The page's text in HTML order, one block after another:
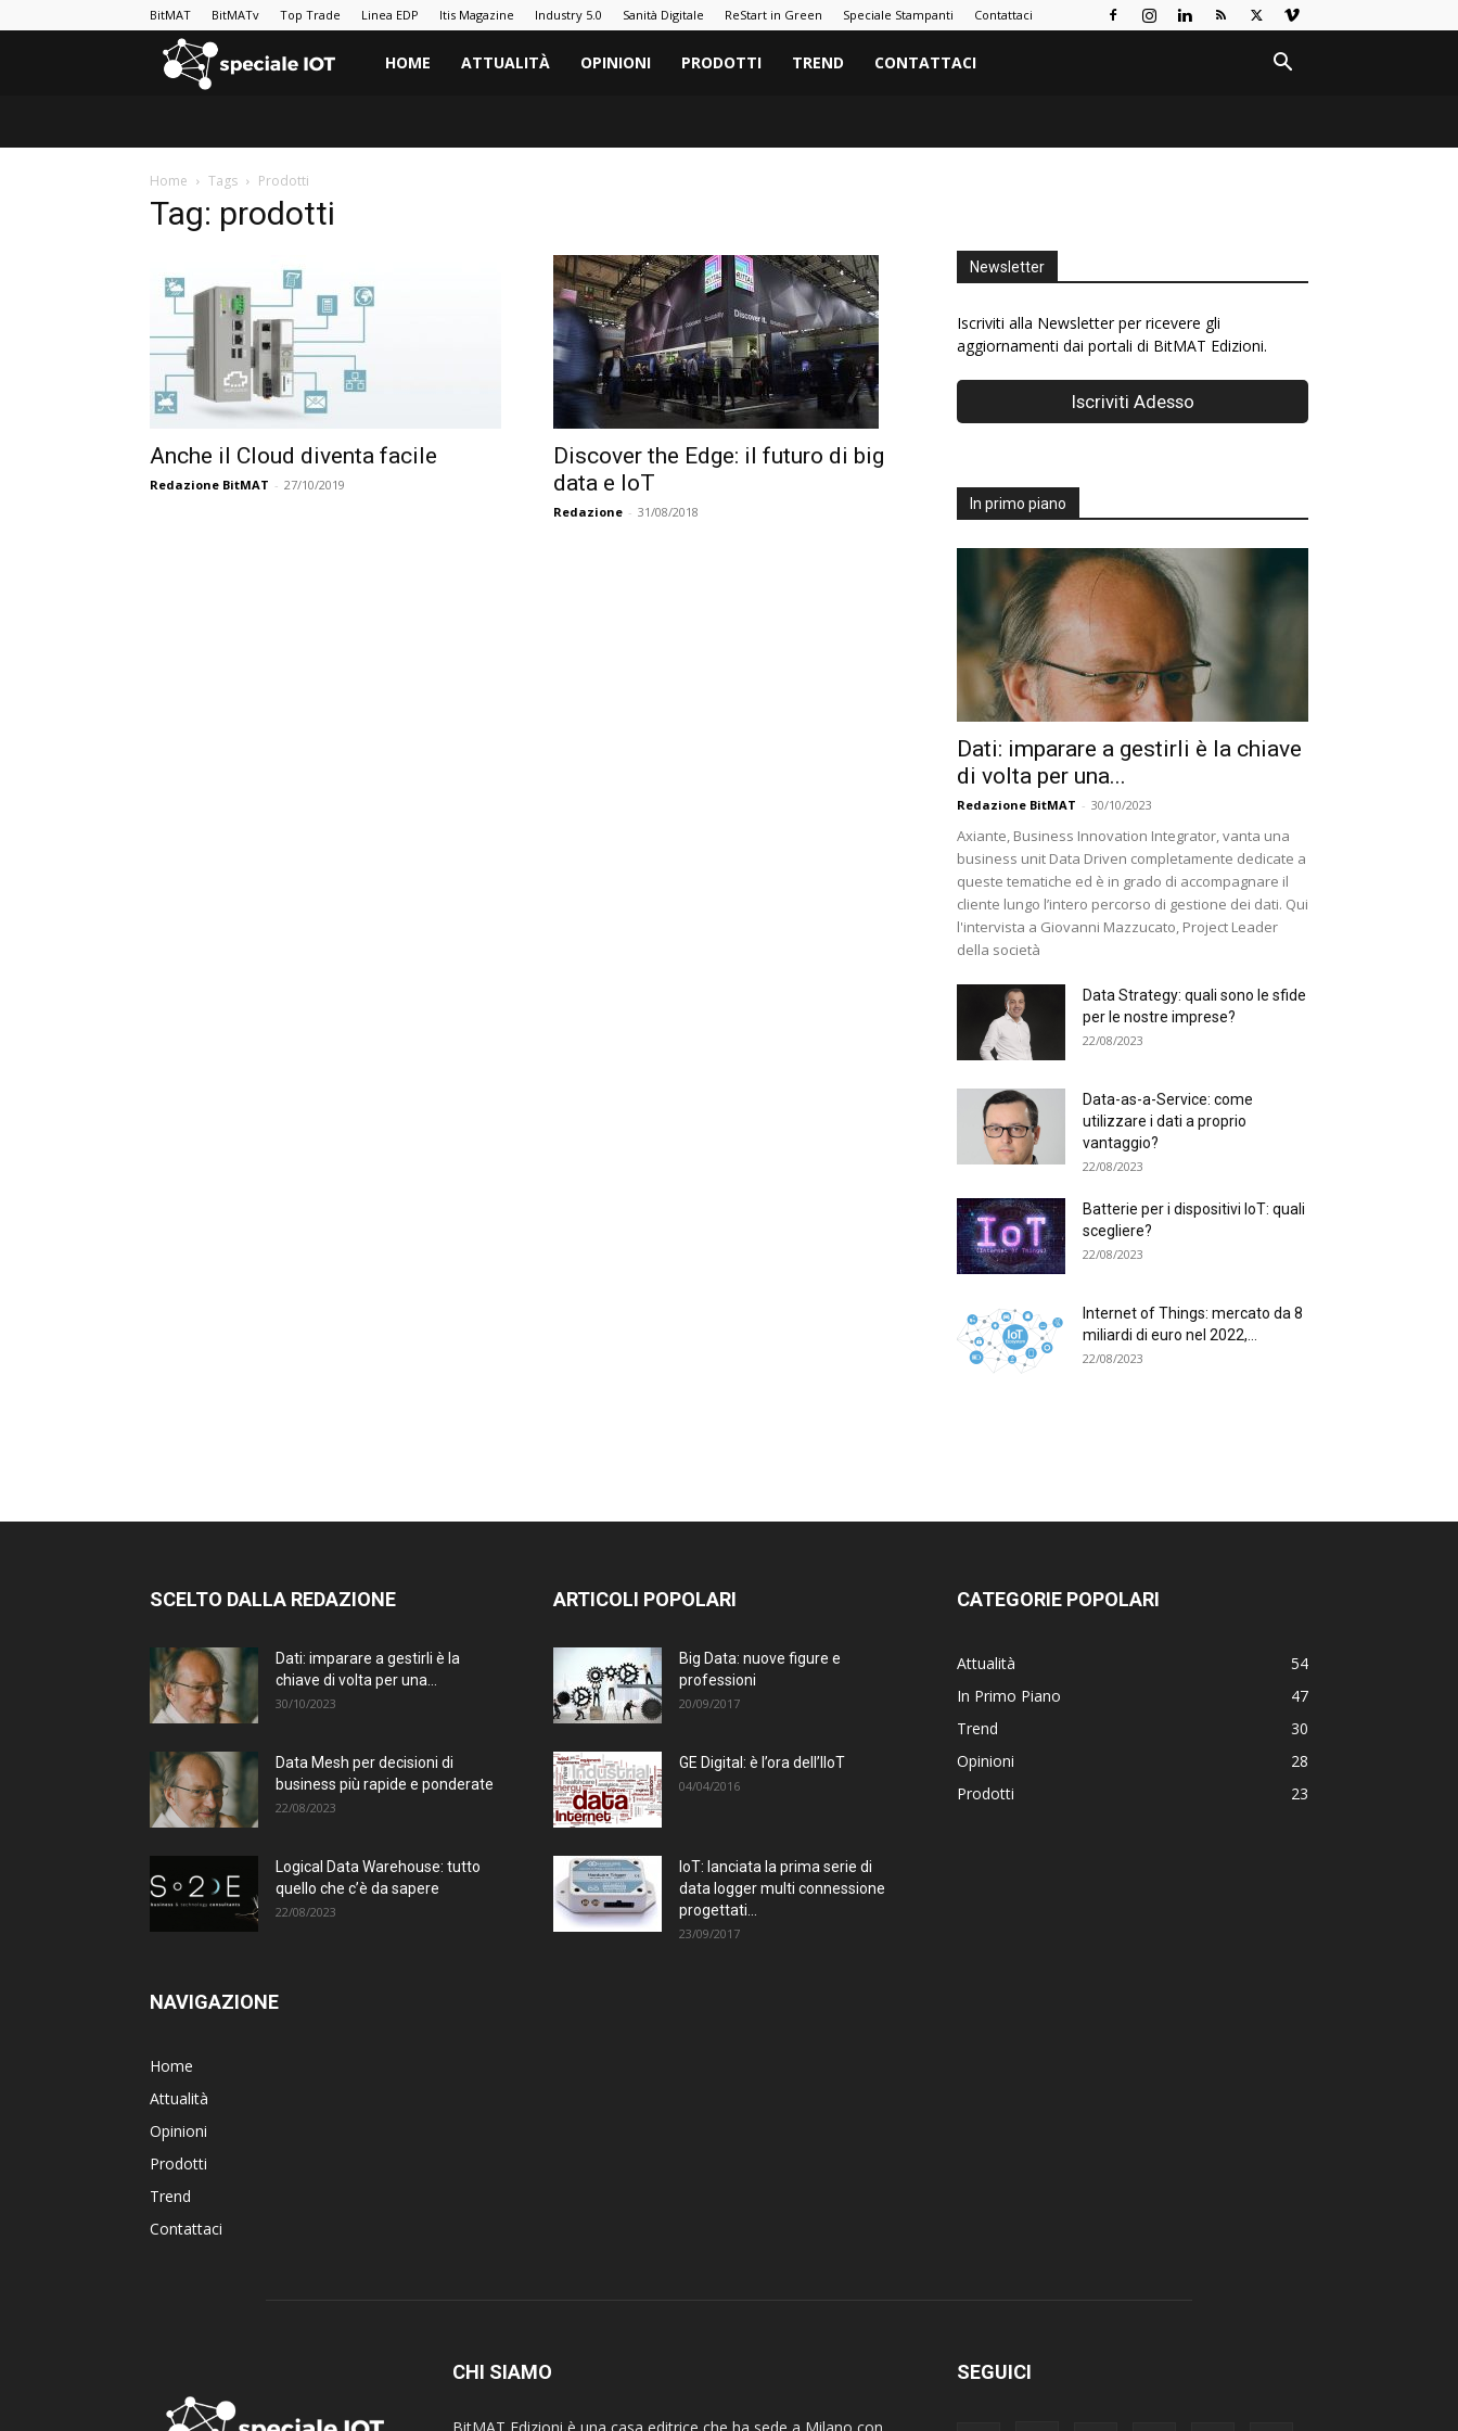
BitMAT BitMATv Top Trade Linea EDP Itis Magazine Industry 5.0 Sanità Digitale ReStart in Green Speciale Stampanti Contattaci
BitMAT
Data
HOME ATTUALITÀ OPINIONI PRODOTTI TREND CONTATTACI
Home Tags Prodotti
Tag: prodotti
Anche il Cloud diventa facile
Redazione BitMAT - 27/10/2019
Discover the Edge: il futuro di big
data e IoT
Redazione - 31/08/2018
Newsletter
Iscriviti alla Newsletter per ricevere gli
aggiornamenti dai portali di BitMAT Edizioni.
In primo piano
Dati: imparare a gestirli è la chiave
di volta per una...
Redazione BitMAT - 30/10/2023
Axiante, Business Innovation Integrator, vanta una
business unit Data Driven completamente dedicate a
queste tematiche ed è in grado di accompagnare il
cliente lungo l’intero percorso di gestione dei dati. Qui
l'intervista a Giovanni Mazzucato, Project Leader
della società
Data Strategy: quali sono le sfide
per le nostre imprese?
22/08/2023
Data-as-a-Service: come
utilizzare i dati a proprio
vantaggio?
22/08/2023
Batterie per i dispositivi IoT: quali
scegliere?
22/08/2023
Internet of Things: mercato da 8
miliardi di euro nel 2022,...
22/08/2023
SCELTO DALLA REDAZIONE
Dati: imparare a gestirli è la
chiave di volta per una...
30/10/2023
Data Mesh per decisioni di
business più rapide e ponderate
22/08/2023
Logical Data Warehouse: tutto
quello che c’è da sapere
22/08/2023
NAVIGAZIONE
Home
Attualità
Opinioni
Prodotti
Trend
Contattaci
ARTICOLI POPOLARI
Big Data: nuove figure e
professioni
20/09/2017
GE Digital: è l’ora dell’IIoT
04/04/2016
IoT: lanciata la prima serie di
data logger multi connessione
progettati...
23/09/2017
CATEGORIE POPOLARI
Attualità
54
In Primo Piano
47
Trend
30
Opinioni
28
Prodotti
23
CHI SIAMO SEGUICI